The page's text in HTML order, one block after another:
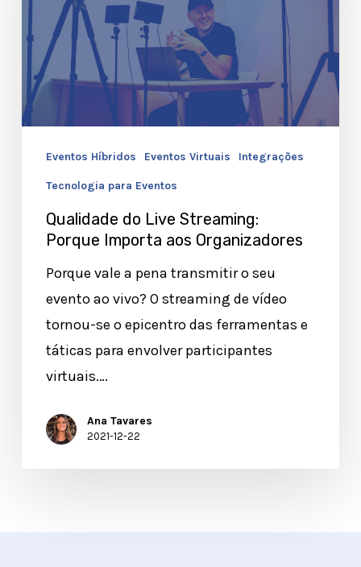
Streaming:
Porque
Importa
aos
Organizadores
Eventos Híbridos Eventos Virtuais Integrações
Tecnologia para Eventos
Qualidade do Live Streaming:
Porque Importa aos Organizadores
Porque vale a pena transmitir o seu
evento ao vivo? O streaming de vídeo
tornou-se o epicentro das ferramentas e
táticas para envolver participantes
virtuais.…
Ana Tavares
2021-12-22